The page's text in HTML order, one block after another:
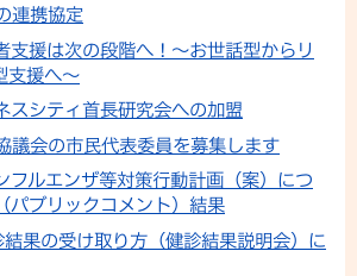
連携協定
支援は次の段階へ！～お世話型からリ
支援へ～
スシティ首長研究会への加盟
議会の市民代表委員を募集します
フルエンザ等対策行動計画（案）につ
パブリックコメント）結果
果の受け取り方（健診結果説明会）に